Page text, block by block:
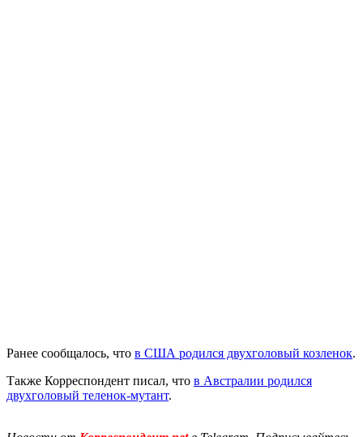
Ранее сообщалось, что в США родился двухголовый козленок.
Также Корреспондент писал, что в Австралии родился
двухголовый теленок-мутант.